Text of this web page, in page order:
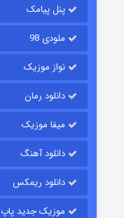
پنل پیامک
ملودی 98
نواز موزیک
دانلود رمان
میفا موزیک
دانلود آهنگ
دانلود ریمکس
موزیک جدید پاپ